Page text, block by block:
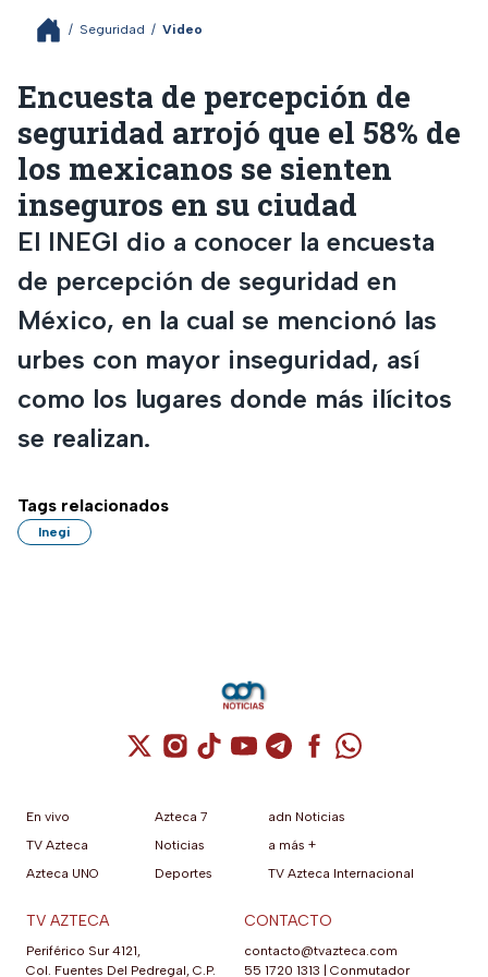
/ Seguridad / Video
Encuesta de percepción de
seguridad arrojó que el 58% de
los mexicanos se sienten
inseguros en su ciudad
El INEGI dio a conocer la encuesta
de percepción de seguridad en
México, en la cual se mencionó las
urbes con mayor inseguridad, así
como los lugares donde más ilícitos
se realizan.
Tags relacionados
Inegi
Cuenta de X / Twitter (se abre en una
Cuenta de Instagram (se abre en una
Cuenta de TikTok (se abre en
Cuenta de YouTube (se abre
Cuenta de Telegram (se
Cuenta de
Cuenta de
En vivo
TV Azteca
Azteca UNO
Azteca 7
Noticias
Deportes
adn Noticias
a más +
TV Azteca Internacional
TV AZTECA
Periférico Sur 4121,
Col. Fuentes Del Pedregal, C.P.
CONTACTO
contacto@tvazteca.com
55 1720 1313 | Conmutador